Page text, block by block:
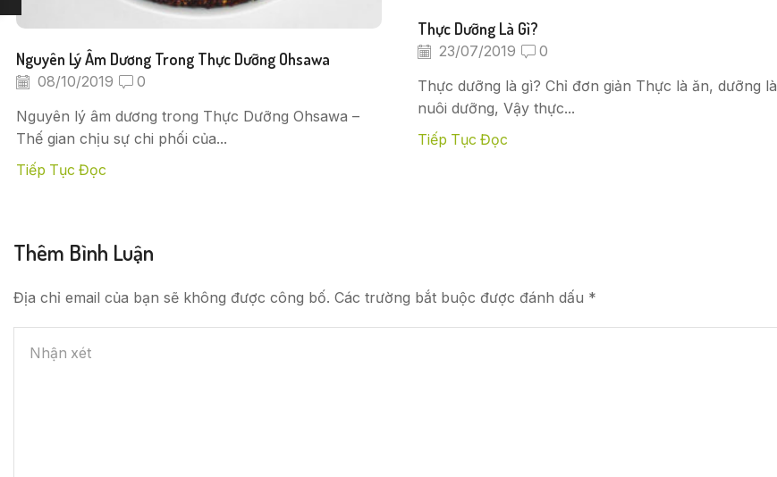
Nguyên Lý Âm Dương Trong Thực Dưỡng Ohsawa
08/10/2019 0
Nguyên lý âm dương trong Thực Dưỡng Ohsawa –
Thế gian chịu sự chi phối của...
Tiếp Tục Đọc
Thực Dưỡng Là Gì?
23/07/2019 0
Thực dưỡng là gì? Chỉ đơn giản Thực là ăn, dưỡng là
nuôi dưỡng, Vậy thực...
Tiếp Tục Đọc
Thêm Bình Luận
Địa chỉ email của bạn sẽ không được công bố. Các trường bắt buộc được đánh dấu *